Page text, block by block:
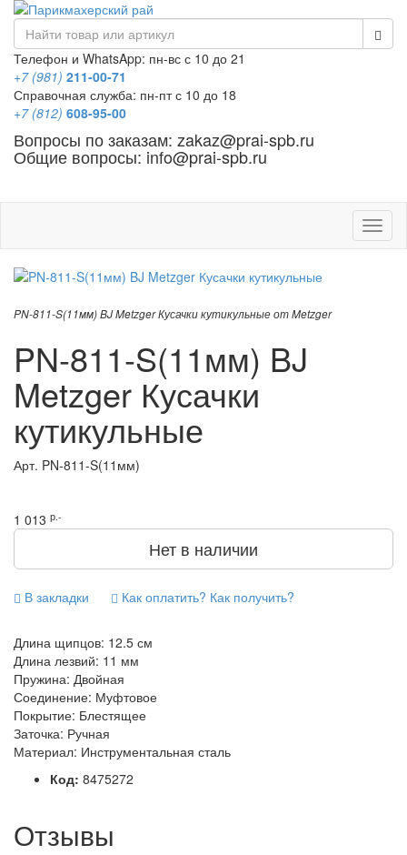
Телефон и WhatsApp: пн-вс с 10 до 21
+7 (981) 211-00-71
Справочная служба: пн-пт с 10 до 18
+7 (812) 608-95-00
Вопросы по заказам: zakaz@prai-spb.ru
Общие вопросы: info@prai-spb.ru
PN-811-S(11мм) BJ Metzger Кусачки кутикульные от Metzger
PN-811-S(11мм) BJ
Metzger Кусачки
кутикульные
Арт. PN-811-S(11мм)
1 013 р.-
Нет в наличии
В закладки Как оплатить? Как получить?
Длина щипцов: 12.5 см
Длина лезвий: 11 мм
Пружина: Двойная
Соединение: Муфтовое
Покрытие: Блестящее
Заточка: Ручная
Материал: Инструментальная сталь
Код: 8475272
Отзывы